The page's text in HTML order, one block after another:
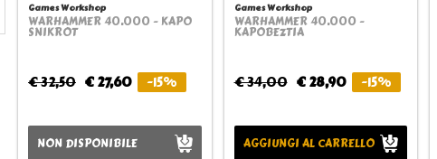
Quickview
Games Workshop
WARHAMMER 40.000 - KAPO
SNIKROT
€ 32,50 € 27,60 -15%
NON DISPONIBILE
Quickview
Games Workshop
WARHAMMER 40.000 -
KAPOBEZTIA
€ 34,00 € 28,90 -15%
AGGIUNGI AL CARRELLO